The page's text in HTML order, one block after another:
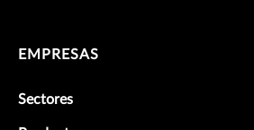
EMPRESAS
Sectores